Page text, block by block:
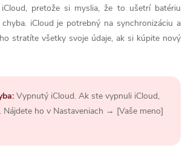
pretože si myslia, že to ušetrí batériu
iCloud je potrebný na synchronizáciu a
stratíte všetky svoje údaje, ak si kúpite nový
Vypnutý iCloud. Ak ste vypnuli iCloud,
Nájdete ho v Nastaveniach → [Vaše meno]